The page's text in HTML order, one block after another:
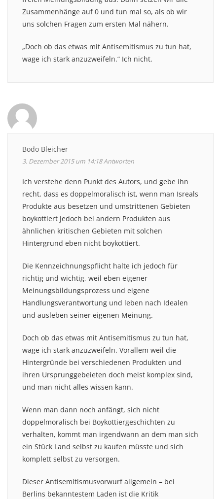
Zusammenhänge auf 0 und tun mal so, als ob wir
uns solchen Fragen zum ersten Mal nähern.
„Doch ob das etwas mit Antisemitismus zu tun hat,
wage ich stark anzuzweifeln.“ Ich nicht.
Bodo Bleicher
3. Dezember 2015 um 14:18Antworten
Ich verstehe denn Punkt des Autors, und gebe ihn
recht, dass es doppelmoralisch ist, wenn man Isreals
Produkte aus besetzen und umstrittenen Gebieten
boykottiert jedoch bei andern Produkten aus
ähnlichen kritischen Gebieten mit solchen
Hintergrund eben nicht boykottiert.
Die Kennzeichnungspflicht halte ich jedoch für
richtig und wichtig, weil eben eigener
Meinungsbildungsprozess und eigene
Handlungsverantwortung und leben nach Idealen
und ausleben seiner eigenen Meinung.
Doch ob das etwas mit Antisemitismus zu tun hat,
wage ich stark anzuzweifeln. Vorallem weil die
Hintergründe bei verschiedenen Produkten und
ihren Ursprunggebeieten doch meist komplex sind,
und man nicht alles wissen kann.
Wenn man dann noch anfängt, sich nicht
doppelmoralisch bei Boykottiergeschichten zu
verhalten, kommt man irgendwann an dem man sich
ein Stück Land selbst zu kaufen müsste und sich
komplett selbst zu versorgen.
Dieser Antisemitismusvorwurf allgemein – bei
Berlins bekanntestem Laden ist die Kritik